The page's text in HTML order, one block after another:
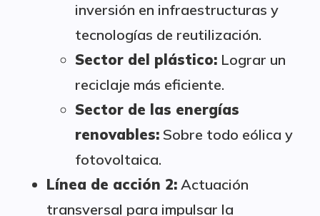
inversión en infraestructuras y
tecnologías de reutilización.
Sector del plástico: Lograr un
reciclaje más eficiente.
Sector de las energías
renovables: Sobre todo eólica y
fotovoltaica.
Línea de acción 2: Actuación
transversal para impulsar la